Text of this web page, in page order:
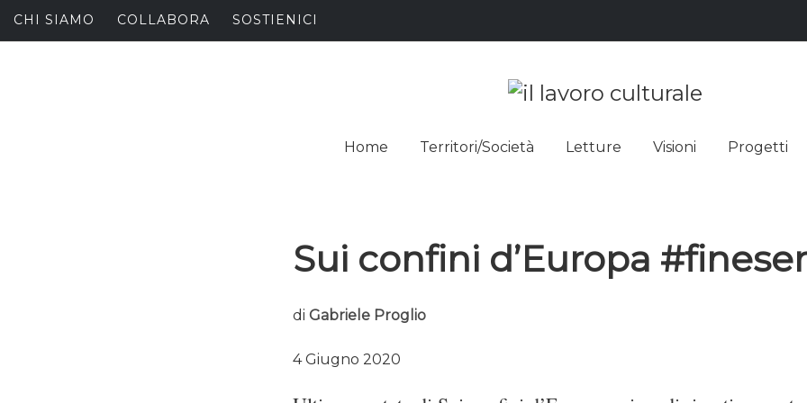
Skip
to
CHI SIAMO COLLABORA SOSTIENICI
IL
Home
Territori/Società Letture Visioni Progetti
Sui confini d’Europa
diGabriele Proglio
4 Giugno 2020